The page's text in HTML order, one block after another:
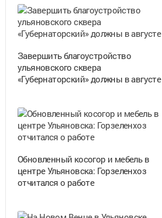
Завершить благоустройство
ульяновского сквера
«Губернаторский» должны в августе
Обновленный косогор и мебель в
центре Ульяновска: Горзеленхоз
отчитался о работе